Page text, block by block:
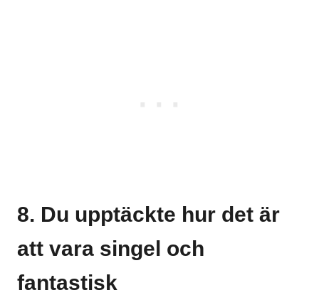
8. Du upptäckte hur det är
att vara singel och
fantastisk